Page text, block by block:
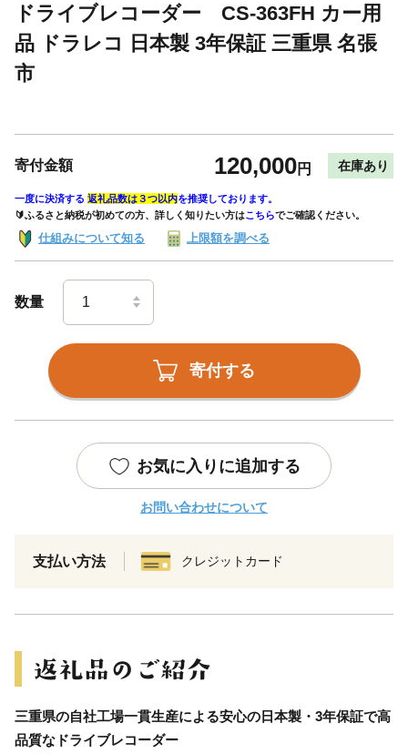
ドライブレコーダー CS-363FH カー用
品 ドラレコ 日本製 3年保証 三重県 名張
市
寄付金額 120,000円 在庫あり
一度に決済する 返礼品数は３つ以内を推奨しております。
🔰ふるさと納税が初めての方、詳しく知りたい方はこちらでご確認ください。
仕組みについて知る 上限額を調べる
数量
寄付する
お気に入りに追加する
お問い合わせについて
支払い方法 クレジットカード
三重県の自社工場一貫生産による安心の日本製・3年保証で高
品質なドライブレコーダー